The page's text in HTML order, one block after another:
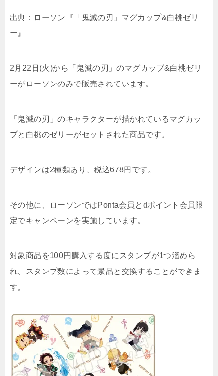
出典：ローソン『「鬼滅の刃」マグカップ&白桃ゼリ
ー』
2月22日(火)から「鬼滅の刃」のマグカップ&白桃ゼリ
ーがローソンのみで販売されています。
「鬼滅の刃」のキャラクターが描かれているマグカッ
プと白桃のゼリーがセットされた商品です。
デザインは2種類あり、税込678円です。
その他に、ローソンではPonta会員とdポイント会員限
定でキャンペーンを実施しています。
対象商品を100円購入する度にスタンプが1つ溜めら
れ、スタンプ数によって景品と交換することができま
す。